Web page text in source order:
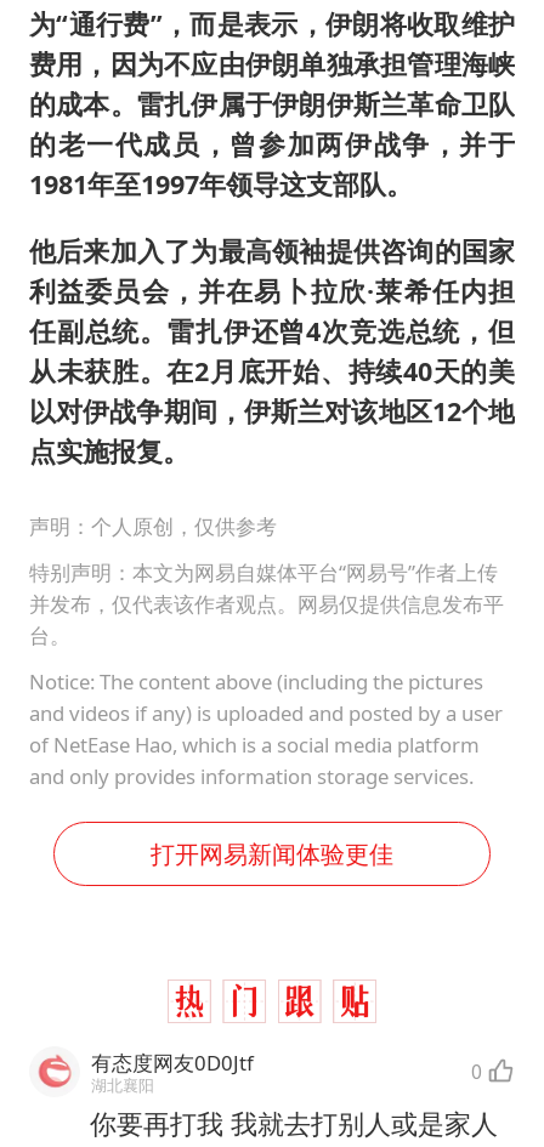
为“通行费”，而是表示，伊朗将收取维护
费用，因为不应由伊朗单独承担管理海峡
的成本。雷扎伊属于伊朗伊斯兰革命卫队
的老一代成员，曾参加两伊战争，并于
1981年至1997年领导这支部队。
他后来加入了为最高领袖提供咨询的国家
利益委员会，并在易卜拉欣·莱希任内担
任副总统。雷扎伊还曾4次竞选总统，但
从未获胜。在2月底开始、持续40天的美
以对伊战争期间，伊斯兰对该地区12个地
点实施报复。
声明：个人原创，仅供参考
特别声明：本文为网易自媒体平台“网易号”作者上传
并发布，仅代表该作者观点。网易仅提供信息发布平
台。
Notice: The content above (including the pictures
and videos if any) is uploaded and posted by a user
of NetEase Hao, which is a social media platform
and only provides information storage services.
打开网易新闻体验更佳
有态度网友0D0Jtf
湖北襄阳 0
你要再打我 我就去打别人或是家人